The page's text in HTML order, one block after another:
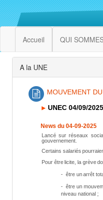
Accueil QUI
A la UNE
MOUVEMENT
UNEC 04/09/2025
News du 04-09-2025
Lancé sur réseaux
gouvernement.
Certains salariés
Pour être licite, la grève
- être un arrêt
- être un
niveau national ;